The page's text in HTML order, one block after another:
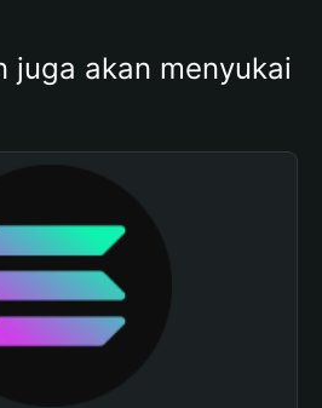
juga akan menyukai